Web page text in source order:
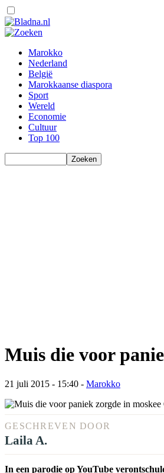
Marokko
Nederland
België
Marokkaanse diaspora
Sport
Wereld
Economie
Cultuur
Top 100
Muis die voor
21 juli 2015 - 15:40 - Marokko
GESCHREVEN DOOR
Laila A.
In een parodie op YouTube